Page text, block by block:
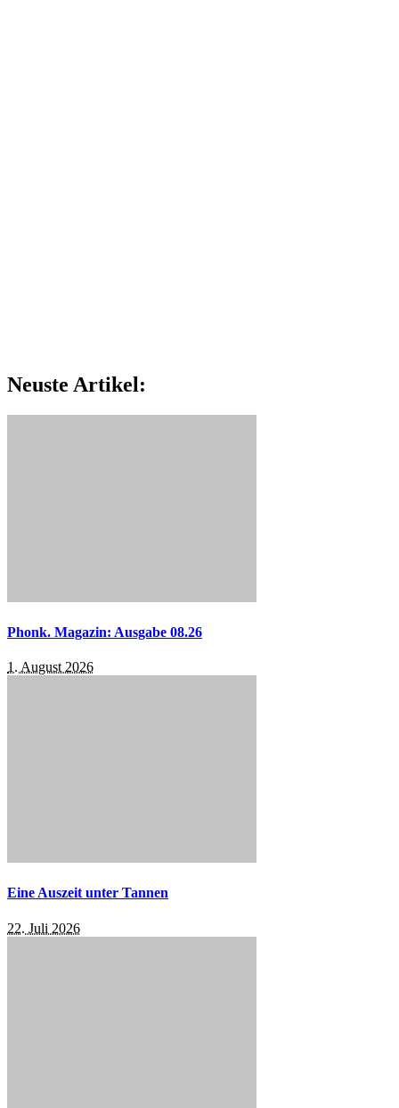
Neuste Artikel:
Phonk. Magazin: Ausgabe 08.26
1. August 2026
Eine Auszeit unter Tannen
22. Juli 2026